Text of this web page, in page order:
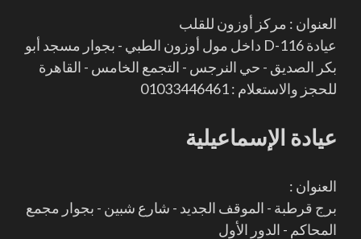
العنوان : مركز أوزون للقلب
عيادة D-116 داخل مول أوزون الطبي - بجوار مسجد أبو
بكر الصديق - حي النرجس - التجمع الخامس - القاهرة
للحجز والاستعلام : 01033446461
عيادة الإسماعيلية
العنوان :
برج قرطبة - الموقف الجديد - شارع شبين - بجوار مجمع
المحاكم - الدور الأول